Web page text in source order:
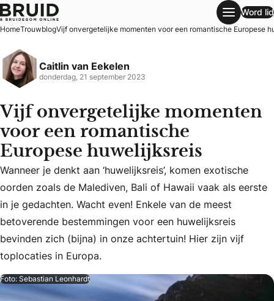
Vijf onvergetelijke momenten voor een romantische
Word lid
HomeTrouwblogVijf onvergetelijke momenten voor een romantische Europese
Caitlin van Eekelen
donderdag, 21 september 2023
Vijf onvergetelijke momenten
voor een romantische
Europese huwelijksreis
Wanneer je denkt aan ‘huwelijksreis’, komen exotische
Wanneer je denkt aan ‘huwelijksreis’, komen exotische
oorden zoals de Malediven, Bali of Hawaii vaak als eerste
in je gedachten. Wacht even! Enkele van de meest
betoverende bestemmingen voor een huwelijksreis
bevinden zich (bijna) in onze achtertuin! Hier zijn vijf
toplocaties in Europa.
Foto: Sebastian Leonhardt